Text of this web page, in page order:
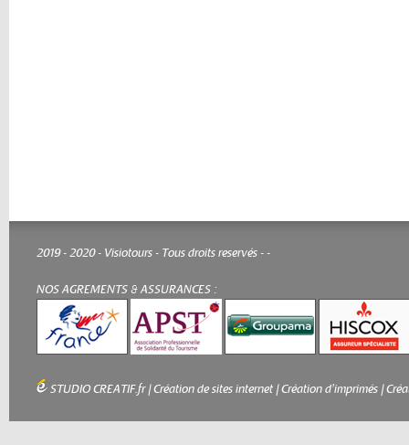
2019 - 2020 - Visiotours - Tous droits reservés - -
NOS AGREMENTS & ASSURANCES :
STUDIO CREATIF.fr|Création de sites internet |Création d'imprimés |